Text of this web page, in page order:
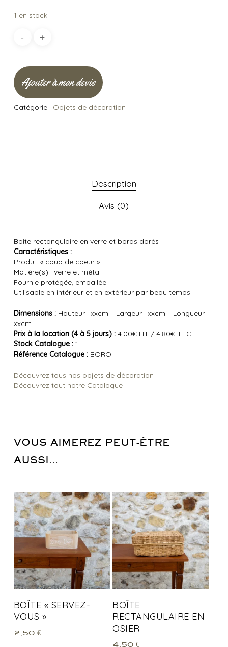
1 en stock
Ajouter à mon devis
Catégorie : Objets de décoration
Description
Avis (0)
Boîte rectangulaire en verre et bords dorés
Caractéristiques :
Produit « coup de coeur »
Matière(s) : verre et métal
Fournie protégée, emballée
Utilisable en intérieur et en extérieur par beau temps
Dimensions :Hauteur : xxcm – Largeur : xxcm – Longueur
xxcm
Prix à la location (4 à 5 jours) :4.00€ HT / 4.80€ TTC
Stock Catalogue :1
Référence Catalogue :BORO
Découvrez tous nos objets de décoration
Découvrez tout notre Catalogue
VOUS AIMEREZ PEUT-ÊTRE
AUSSI…
BOÎTE « SERVEZ-
VOUS »
2,50 €
BOÎTE
RECTANGULAIRE EN
OSIER
4,50€